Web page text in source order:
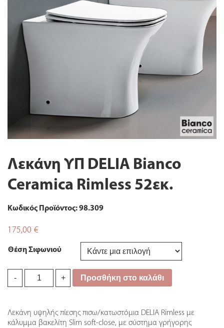
Λεκάνη ΥΠ DELIA Bianco
Ceramica Rimless 52εκ.
Κωδικός Προϊόντος: 98.309
175,00 €
Θέση Σιφωνιού
-
Λεκάνη
Ceramica
Rimless
+ Προσθήκη στο καλάθι
Λεκάνη υψηλής πίεσης πισω/κατωστόμια DELIA Rimless με
κάλυμμα βακελίτη Slim soft-close, με σύστημα γρήγορης